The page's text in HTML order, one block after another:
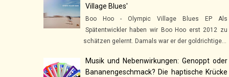
Village Blues'
Boo Hoo - Olympic Village Blues EP Als
Spätentwickler haben wir Boo Hoo erst 2012 zu
schätzen gelernt. Damals war er der goldrichtige...
Musik und Nebenwirkungen: Genoppt oder
Bananengeschmack? Die haptische Krücke